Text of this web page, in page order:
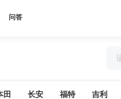
问答
田 长安 福特 吉利